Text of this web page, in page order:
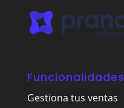
Funcionalidades
Gestiona tus ventas